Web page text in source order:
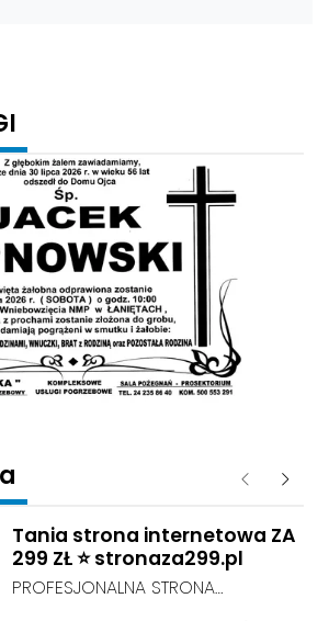
Poprzednie
Tania strona internetowa ZA
299 ZŁ ⭐ stronaza299.pl
PROFESJONALNA STRONA